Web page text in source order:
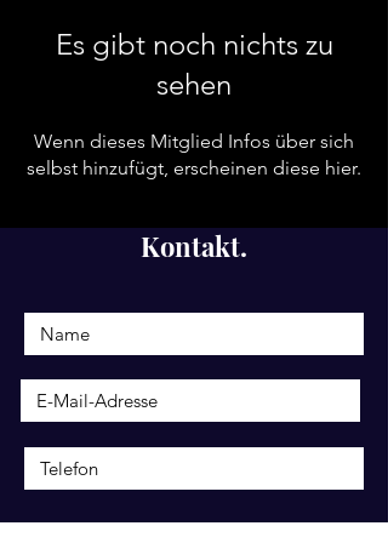
Es gibt noch nichts zu
sehen
Wenn dieses Mitglied Infos über sich
selbst hinzufügt, erscheinen diese hier.
Kontakt.